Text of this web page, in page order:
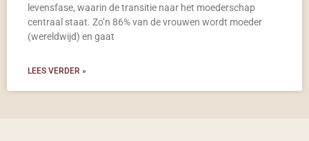
levensfase, waarin de transitie naar het moederschap
centraal staat. Zo’n 86% van de vrouwen wordt moeder
(wereldwijd) en gaat
LEES VERDER »